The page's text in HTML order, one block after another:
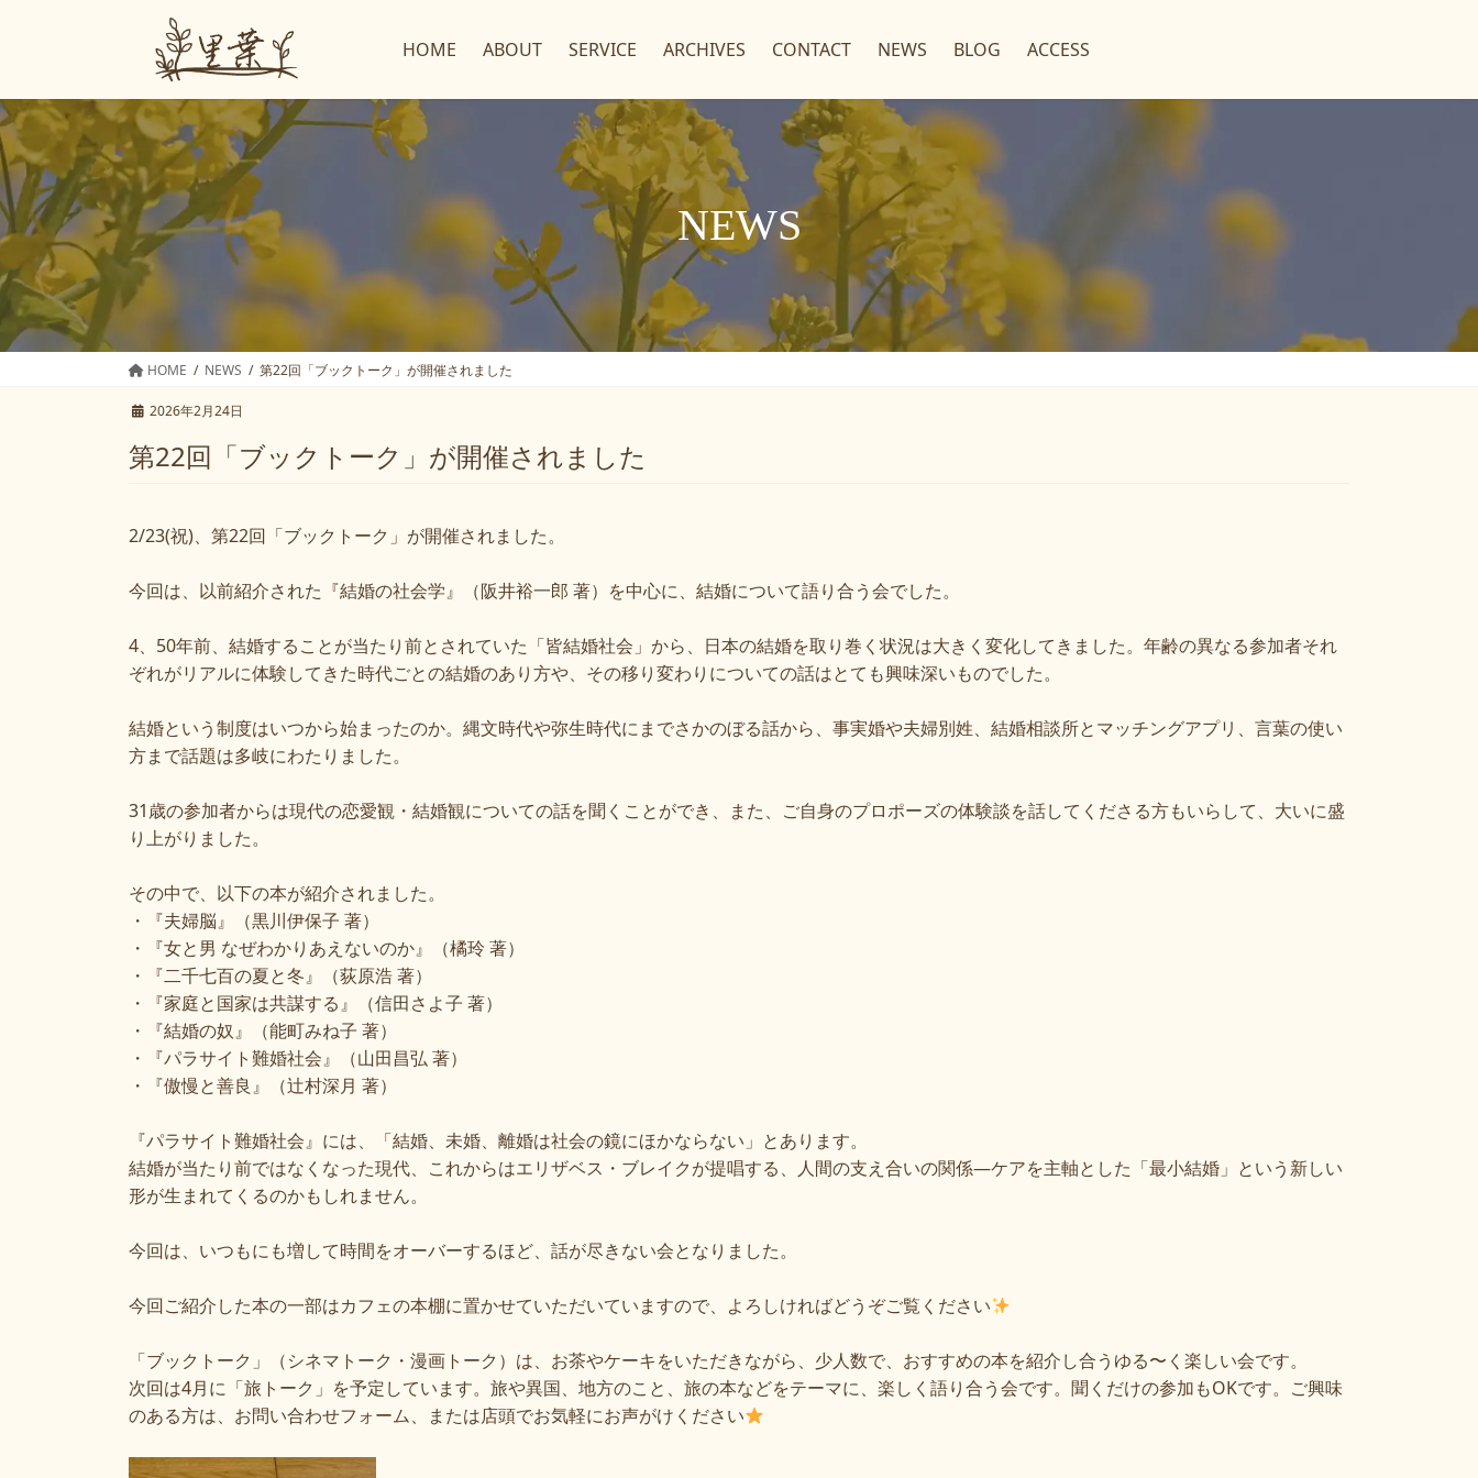
ン
ツ
へ
ス
キ
ッ
ー
シ
ョ
ン
に
移
HOME ABOUT SERVICE ARCHIVES CONTACT NEWS BLOG ACCESS
NEWS
HOME NEWS 第22回「ブックトーク」が開催されました
2026年2月24日
第22回「ブックトーク」が開催されました
2/23(祝)、第22回「ブックトーク」が開催されました。
今回は、以前紹介された『結婚の社会学』（阪井裕一郎 著）を中心に、結婚について語り合う会でした。
4、50年前、結婚することが当たり前とされていた「皆結婚社会」から、日本の結婚を取り巻く状況は大きく変化してきました。年齢の異なる参加者それ
ぞれがリアルに体験してきた時代ごとの結婚のあり方や、その移り変わりについての話はとても興味深いものでした。
結婚という制度はいつから始まったのか。縄文時代や弥生時代にまでさかのぼる話から、事実婚や夫婦別姓、結婚相談所とマッチングアプリ、言葉の使い
方まで話題は多岐にわたりました。
31歳の参加者からは現代の恋愛観・結婚観についての話を聞くことができ、また、ご自身のプロポーズの体験談を話してくださる方もいらして、大いに盛
り上がりました。
その中で、以下の本が紹介されました。
・『夫婦脳』（黒川伊保子 著）
・『女と男 なぜわかりあえないのか』（橘玲 著）
・『二千七百の夏と冬』（荻原浩 著）
・『家庭と国家は共謀する』（信田さよ子 著）
・『結婚の奴』（能町みね子 著）
・『パラサイト難婚社会』（山田昌弘 著）
・『傲慢と善良』（辻村深月 著）
『パラサイト難婚社会』には、「結婚、未婚、離婚は社会の鏡にほかならない」とあります。
結婚が当たり前ではなくなった現代、これからはエリザベス・ブレイクが提唱する、人間の支え合いの関係―ケアを主軸とした「最小結婚」という新しい
形が生まれてくるのかもしれません。
今回は、いつもにも増して時間をオーバーするほど、話が尽きない会となりました。
今回ご紹介した本の一部はカフェの本棚に置かせていただいていますので、よろしければどうぞご覧ください
「ブックトーク」（シネマトーク・漫画トーク）は、お茶やケーキをいただきながら、少人数で、おすすめの本を紹介し合うゆる〜く楽しい会です。
次回は4月に「旅トーク」を予定しています。旅や異国、地方のこと、旅の本などをテーマに、楽しく語り合う会です。聞くだけの参加もOKです。ご興味
のある方は、お問い合わせフォーム、または店頭でお気軽にお声がけください